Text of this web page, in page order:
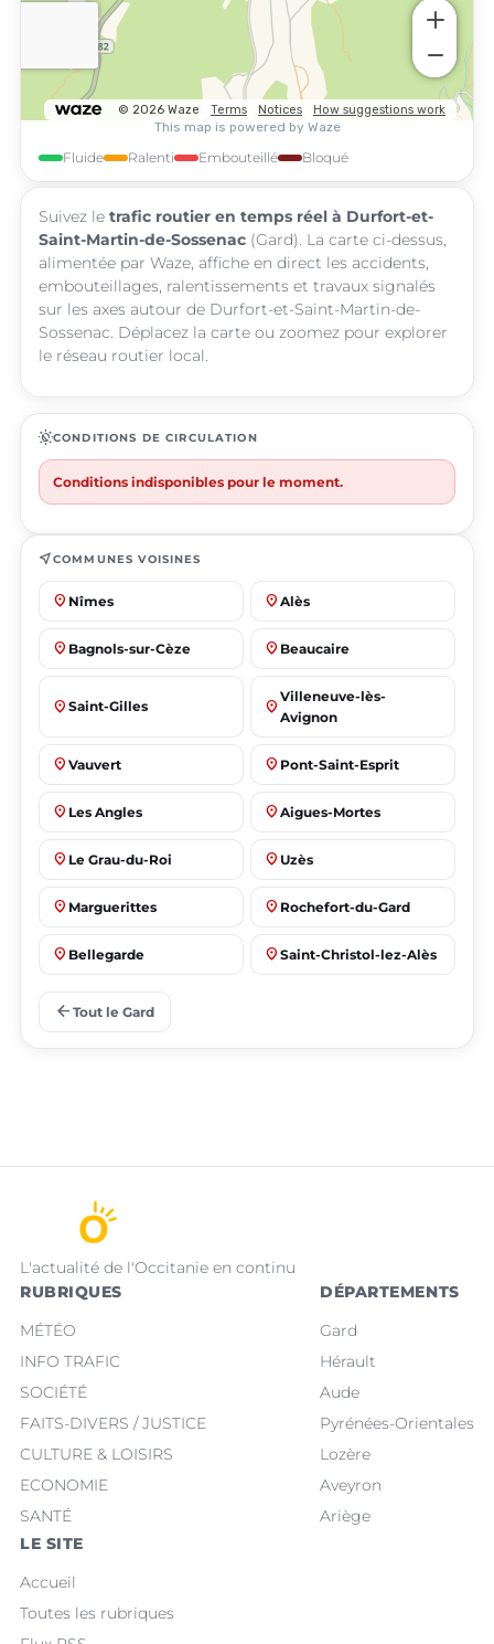
Fluide Ralenti Embouteillé Bloqué
Suivez le trafic routier en temps réel à Durfort-et-
Saint-Martin-de-Sossenac (Gard). La carte ci-dessus,
alimentée par Waze, affiche en direct les accidents,
embouteillages, ralentissements et travaux signalés
sur les axes autour de Durfort-et-Saint-Martin-de-
Sossenac. Déplacez la carte ou zoomez pour explorer
le réseau routier local.
routineCONDITIONS DE CIRCULATION
Conditions indisponibles pour le moment.
near_meCOMMUNES VOISINES
place Nîmes place Alès
place Bagnols-sur-Cèze place Beaucaire
place Saint-Gilles place
Villeneuve-lès-
Avignon
place Vauvert place Pont-Saint-Esprit
place Les Angles place Aigues-Mortes
place Le Grau-du-Roi place Uzès
place Marguerittes place Rochefort-du-Gard
place Bellegarde place Saint-Christol-lez-Alès
place
arrow_back Tout le Gard
L'actualité de l'Occitanie en continu
RUBRIQUES
MÉTÉO
INFO TRAFIC
SOCIÉTÉ
FAITS-DIVERS / JUSTICE
CULTURE & LOISIRS
ECONOMIE
SANTÉ
DÉPARTEMENTS
Gard
Hérault
Aude
Pyrénées-Orientales
Lozère
Aveyron
Ariège
LE SITE
Accueil
Toutes les rubriques